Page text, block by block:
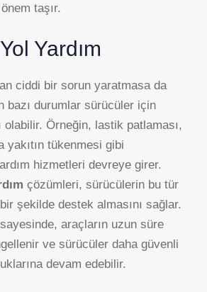
taşır.
Yardım
ciddi bir sorun yaratmasa da
bazı durumlar sürücüler için
olabilir. Örneğin, lastik patlaması,
yakıtın tükenmesi gibi
hizmetleri devreye girer.
çözümleri, sürücülerin bu tür
şekilde destek almasını sağlar.
araçların uzun süre
ve sürücüler daha güvenli
devam edebilir.